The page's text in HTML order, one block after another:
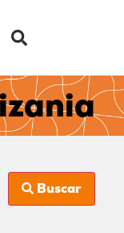
Buscar